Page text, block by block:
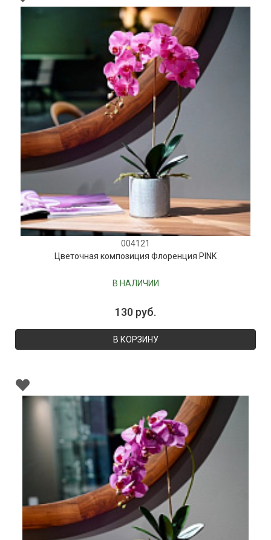
004121
Цветочная композиция Флоренция PINK
В НАЛИЧИИ
130 руб.
В КОРЗИНУ